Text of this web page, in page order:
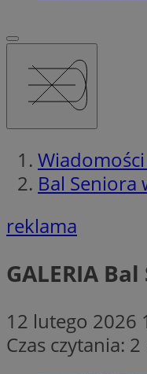
Bal Seniora
reklama
GALERIA Bal
12 lutego 2026
Czas czytania: